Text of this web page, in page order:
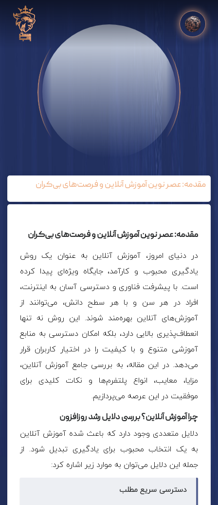
مقدمه: عصر نوین آموزش آنلاین و فرصت‌های بی‌کران
مقدمه: عصر نوین آموزش آنلاین و فرصت‌های بی‌کران
در دنیای امروز، آموزش آنلاین به عنوان یک روش
یادگیری محبوب و کارآمد، جایگاه ویژه‌ای پیدا کرده
است. با پیشرفت فناوری و دسترسی آسان به اینترنت،
افراد در هر سن و با هر سطح دانش، می‌توانند از
آموزش‌های آنلاین بهره‌مند شوند. این روش نه تنها
انعطاف‌پذیری بالایی دارد، بلکه امکان دسترسی به منابع
آموزشی متنوع و با کیفیت را در اختیار کاربران قرار
می‌دهد. در این مقاله، به بررسی جامع آموزش آنلاین،
مزایا، معایب، انواع پلتفرم‌ها و نکات کلیدی برای
موفقیت در این عرصه می‌پردازیم.
چرا آموزش آنلاین؟ بررسی دلایل رشد روزافزون
دلایل متعددی وجود دارد که باعث شده آموزش آنلاین
به یک انتخاب محبوب برای یادگیری تبدیل شود. از
جمله این دلایل می‌توان به موارد زیر اشاره کرد:
دسترسی سریع مطلب